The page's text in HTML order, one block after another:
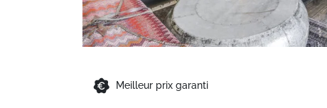
Meilleur prix garanti